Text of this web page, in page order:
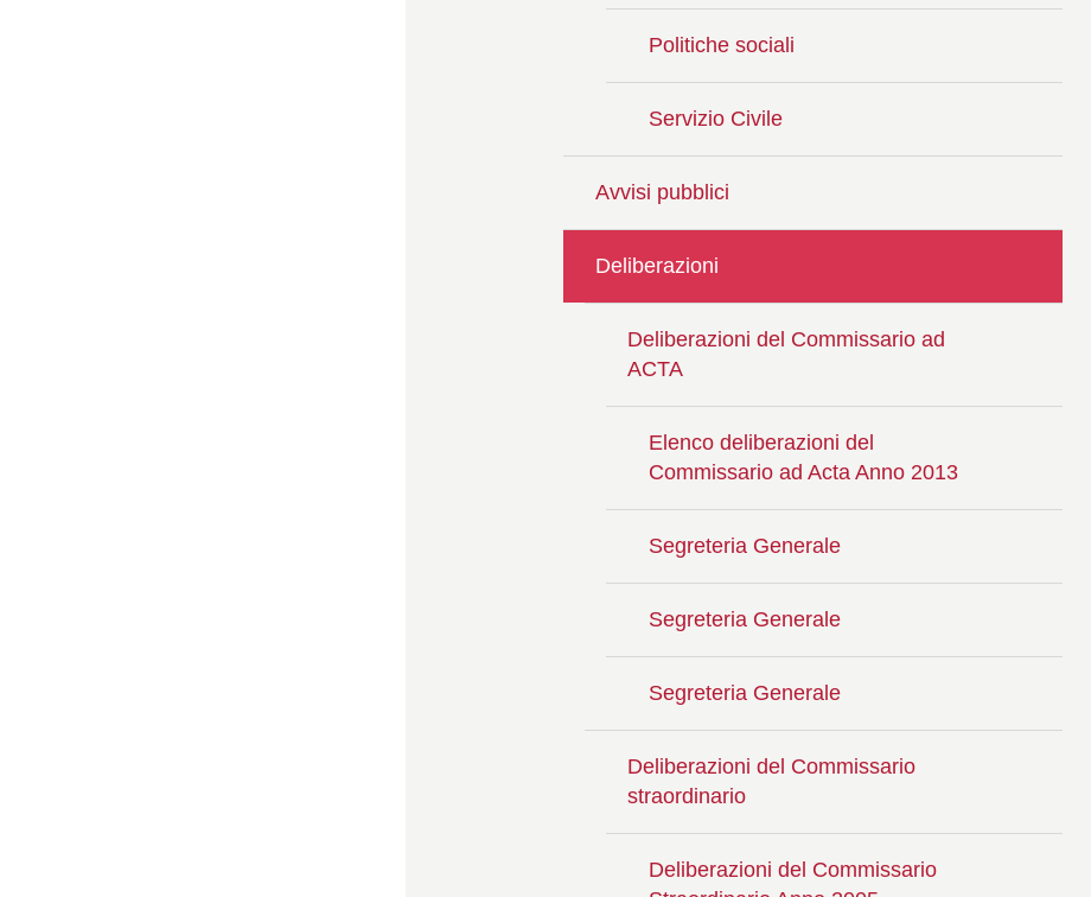
Politiche sociali
Servizio Civile
Avvisi pubblici
Deliberazioni
Deliberazioni del Commissario ad
ACTA
Elenco deliberazioni del
Commissario ad Acta Anno 2013
Segreteria Generale
Segreteria Generale
Segreteria Generale
Deliberazioni del Commissario
straordinario
Deliberazioni del Commissario